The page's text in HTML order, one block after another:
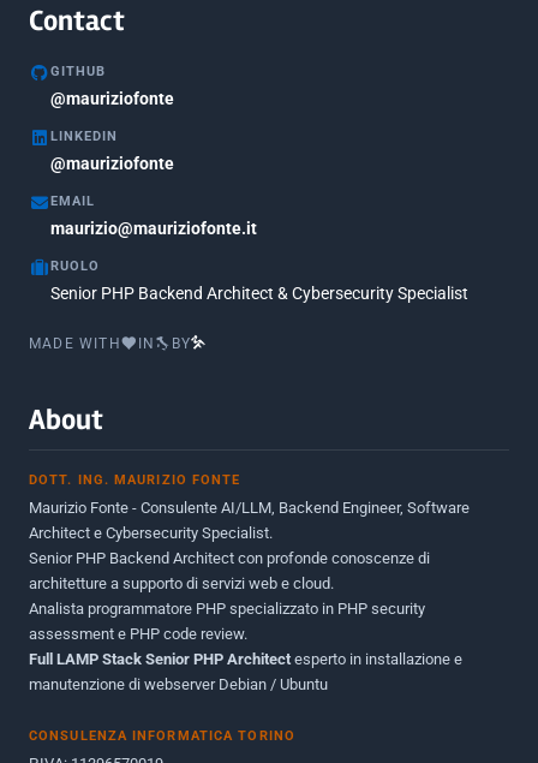
Agosto 2020
Marzo 2018
Febbraio 2018
Marzo 2017
Luglio 2016
Febbraio 2016
Giugno 2012
Maggio 2011
Dicembre 2010
Ottobre 2010
Maggio 2010
Giugno 2009
Contact
GITHUB
@mauriziofonte
LINKEDIN
@mauriziofonte
EMAIL
maurizio@mauriziofonte.it
RUOLO
Senior PHP Backend Architect & Cybersecurity Specialist
MADE WITH IN BY
About
DOTT. ING. MAURIZIO FONTE
Maurizio Fonte - Consulente AI/LLM, Backend Engineer, Software
Architect e Cybersecurity Specialist.
Senior PHP Backend Architect con profonde conoscenze di
architetture a supporto di servizi web e cloud.
Analista programmatore PHP specializzato in PHP security
assessment e PHP code review.
Full LAMP Stack Senior PHP Architect esperto in installazione e
manutenzione di webserver Debian / Ubuntu
CONSULENZA INFORMATICA TORINO